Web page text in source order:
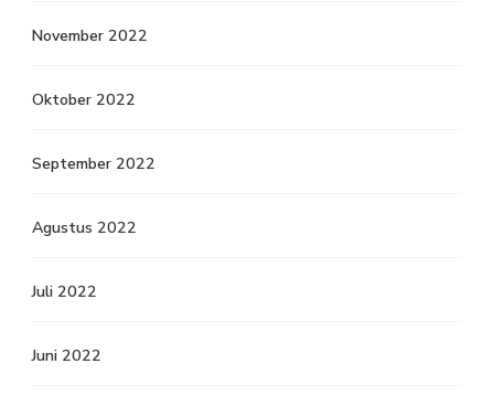
November 2022
Oktober 2022
September 2022
Agustus 2022
Juli 2022
Juni 2022